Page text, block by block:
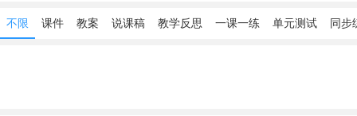
不限 课件 教案 说课稿 教学反思 一课一练 单元测试 同步